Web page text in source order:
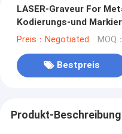
LASER-Graveur For
Kodierungs-und
Preis：Negotiated MOQ
Bestpreis
Produkt-Beschreibung